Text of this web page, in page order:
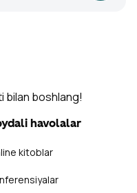
bilan boshlang!
havolalar
kitoblar